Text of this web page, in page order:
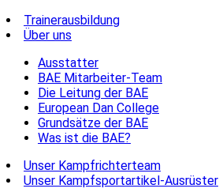
Trainerausbildung
Über uns
Ausstatter
BAE Mitarbeiter-Team
Die Leitung der BAE
European Dan College
Grundsätze der BAE
Was ist die BAE?
Unser Kampfrichterteam
Unser Kampfsportartikel-Ausrüster